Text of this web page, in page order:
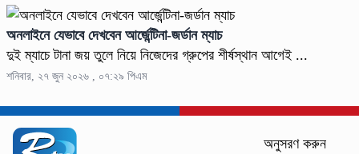
অনলাইনে যেভাবে দেখবেন আর্জেন্টিনা-জর্ডান ম্যাচ
দুই ম্যাচে টানা জয় তুলে নিয়ে নিজেদের গ্রুপের শীর্ষস্থান আগেই ...
শনিবার, ২৭ জুন ২০২৬ , ০৭:২৯ পিএম
অনুসরণ করুন